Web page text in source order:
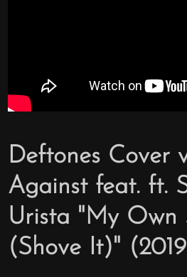
Deftones Cover
Against feat. ft.
Urista "My Own
(Shove It)"